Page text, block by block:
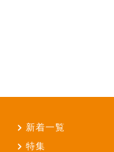
新着一覧
特集